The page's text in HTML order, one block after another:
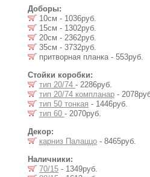
Доборы:
10см - 1036руб.
15см - 1302руб.
20см - 2362руб.
35см - 3732руб.
притворная планка - 553руб.
Стойки коробки:
тип 20/74 - 2286руб.
тип 20/74 компланар -
тип 50 тонкая - 1446руб.
тип 60 - 2070руб.
Декор:
карниз Палаццо - 8465руб.
Наличники:
70/15 - 1349руб.